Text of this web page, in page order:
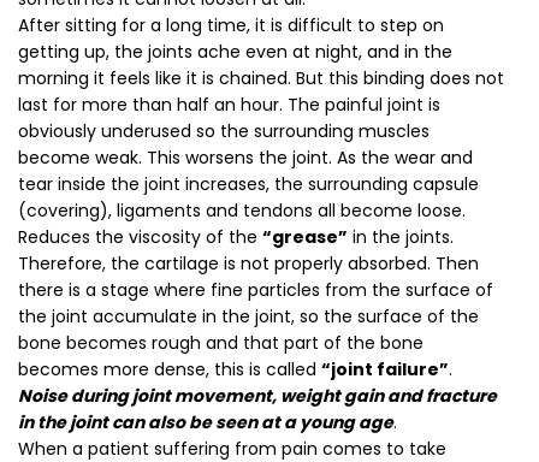
After sitting for a long time, it is difficult to step on
getting up, the joints ache even at night, and in the
morning it feels like it is chained. But this binding does not
last for more than half an hour. The painful joint is
obviously underused so the surrounding muscles
become weak. This worsens the joint. As the wear and
tear inside the joint increases, the surrounding capsule
(covering), ligaments and tendons all become loose.
Reduces the viscosity of the “grease” in the joints.
Therefore, the cartilage is not properly absorbed. Then
there is a stage where fine particles from the surface of
the joint accumulate in the joint, so the surface of the
bone becomes rough and that part of the bone
becomes more dense, this is called “joint failure”.
Noise during joint movement, weight gain and fracture
in the joint can also be seen at a young age.
When a patient suffering from pain comes to take